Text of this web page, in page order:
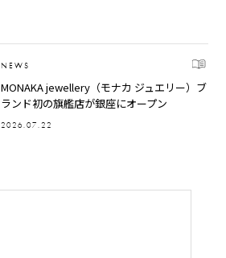
NEWS
MONAKA jewellery（モナカ ジュエリー）ブ
ランド初の旗艦店が銀座にオープン
2026.07.22